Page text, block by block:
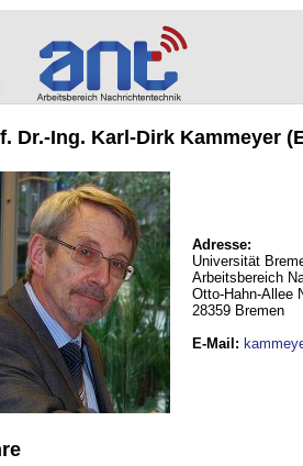
Dr.-Ing. Karl-Dirk Kammeyer
Adresse:
Universität
Arbeitsbereich
Otto-Hahn-Allee
28359 Bremen
E-Mail :